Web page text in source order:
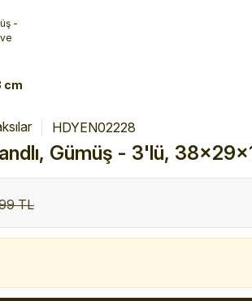
verin!
yap!
cm
HDYEN02228
Gümüş - 3'lü,
TL